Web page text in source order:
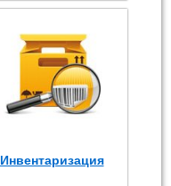
Инвентаризация